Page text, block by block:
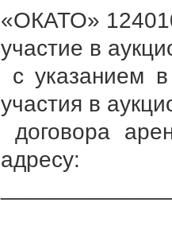
«ОКАТО»
участие в
с указанием
участия в
договора
адресу: